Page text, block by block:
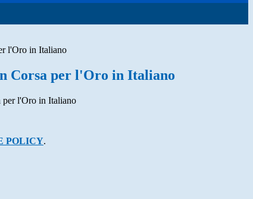
l'Oro in Italiano
Corsa per l'Oro in Italiano
POLICY.